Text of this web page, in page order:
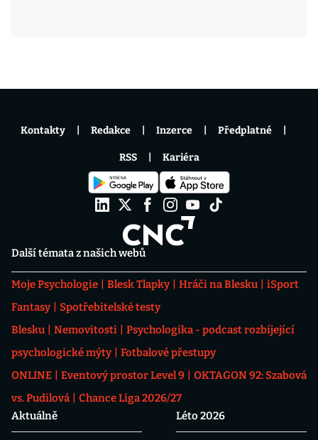
Další témata z našich webů
Moje Psychologie Blesk Tlapky Hráči na Blesku
iSport
Fantasy
Spotřebitelské testy
Blesku
Nemovitosti
Psychologika - podcast rozbíjející
psychologické mýty
Fotbalové přestupy
ONLINE
Eventový prostor Level 9
OKTAGON 92: Szabová
vs. Pudilová
Chance Liga 2026/27
Aktuálně
Léto 2026
Kontakty Redakce Inzerce Předplatné
RSS Kariéra